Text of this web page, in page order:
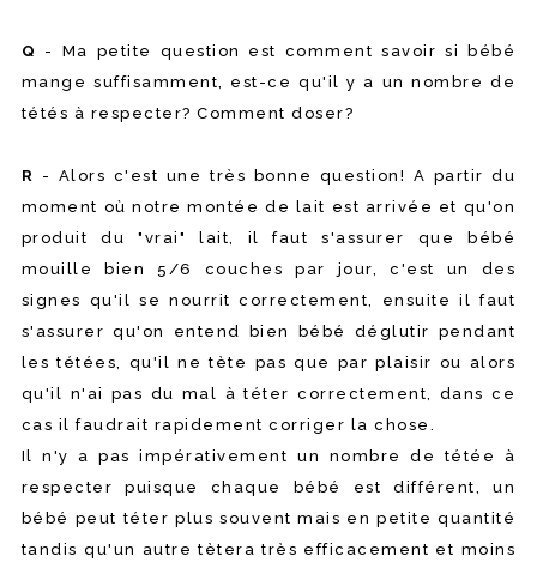
Q
- Ma petite question est comment savoir si bébé
mange suffisamment, est-ce qu'il y a un nombre de
tétés à respecter? Comment doser?
R - Alors c'est une très bonne question! A partir du
moment où notre montée de lait est arrivée et qu'on
produit du "vrai" lait, il faut s'assurer que bébé
mouille bien 5/6 couches par jour, c'est un des
signes qu'il se nourrit correctement, ensuite il faut
s'assurer qu'on entend bien bébé déglutir pendant
les tétées, qu'il ne tète pas que par plaisir ou alors
qu'il n'ai pas du mal à téter correctement, dans ce
cas il faudrait rapidement corriger la chose.
Il n'y a pas impérativement un nombre de tétée à
respecter puisque chaque bébé est différent, un
bébé peut téter plus souvent mais en petite quantité
tandis qu'un autre tètera très efficacement et moins